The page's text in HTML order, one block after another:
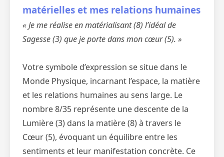
matérielles et mes relations humaines
« Je me réalise en matérialisant (8) l’idéal de
Sagesse (3) que je porte dans mon cœur (5). »
Votre symbole d’expression se situe dans le
Monde Physique, incarnant l’espace, la matière
et les relations humaines au sens large. Le
nombre 8/35 représente une descente de la
Lumière (3) dans la matière (8) à travers le
Cœur (5), évoquant un équilibre entre les
sentiments et leur manifestation concrète. Ce